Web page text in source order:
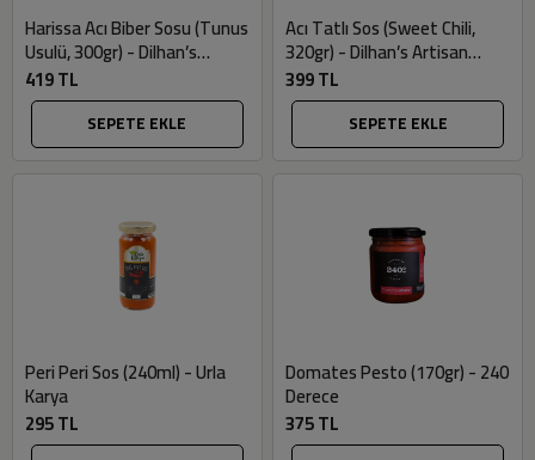
Harissa Acı Biber Sosu (Tunus
Usulü, 300gr) - Dilhan’s
Artisan Pantry
419 TL
SEPETE EKLE
Acı Tatlı Sos (Sweet Chili,
320gr) - Dilhan’s Artisan
Pantry
399 TL
SEPETE EKLE
Peri Peri Sos (240ml) - Urla
Karya
295 TL
Domates Pesto (170gr) - 240
Derece
375 TL